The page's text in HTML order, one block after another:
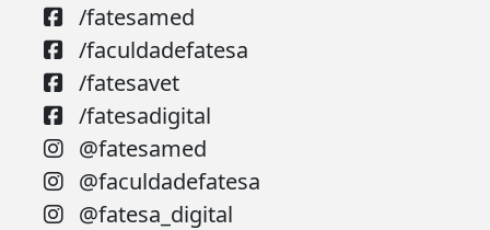
/fatesamed
/faculdadefatesa
/fatesavet
/fatesadigital
@fatesamed
@faculdadefatesa
@fatesa_digital